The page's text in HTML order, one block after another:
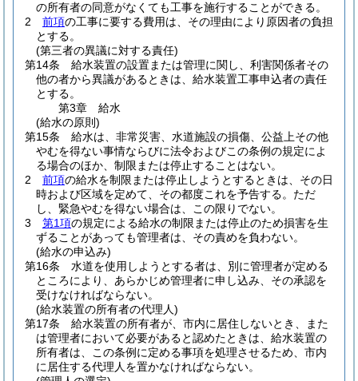
の所有者の同意がなくても工事を施行することができる。
2
前項の工事に要する費用は、その理由により原因者の負担
とする。
(第三者の異議に対する責任)
第14条
給水装置の設置または管理に関し、利害関係者その
他の者から異議があるときは、給水装置工事申込者の責任
とする。
第3章
給水
(給水の原則)
第15条
給水は、非常災害、水道施設の損傷、公益上その他
やむを得ない事情ならびに法令およびこの条例の規定によ
る場合のほか、制限または停止することはない。
2
前項の給水を制限または停止しようとするときは、その日
時および区域を定めて、その都度これを予告する。 ただ
し、緊急やむを得ない場合は、この限りでない。
3
第1項の規定による給水の制限または停止のため損害を生
ずることがあっても管理者は、その責めを負わない。
(給水の申込み)
第16条
水道を使用しようとする者は、別に管理者が定める
ところにより、あらかじめ管理者に申し込み、その承認を
受けなければならない。
(給水装置の所有者の代理人)
第17条
給水装置の所有者が、市内に居住しないとき、また
は管理者において必要があると認めたときは、給水装置の
所有者は、この条例に定める事項を処理させるため、市内
に居住する代理人を置かなければならない。